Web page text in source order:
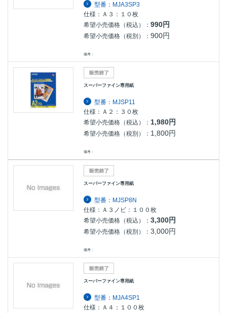
型番：MJA3SP3
仕様：Ａ３：１０枚
希望小売価格（税込）：990円
希望小売価格（税別）：900円
備考：
スーパーファイン専用紙
型番：MJSP11
仕様：Ａ２：３０枚
希望小売価格（税込）： 1,980円
希望小売価格（税別）： 1,800円
備考：
スーパーファイン専用紙
型番：MJSP8N
仕様：Ａ３ノビ：１００枚
希望小売価格（税込）：3,300円
希望小売価格（税別）：3,000円
備考：
スーパーファイン専用紙
型番：MJA4SP1
仕様：Ａ４：１００枚